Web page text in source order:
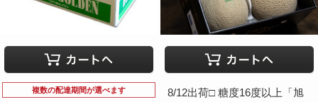
複数の配達期間が選べます
8/12出荷□ 糖度16度以上「旭